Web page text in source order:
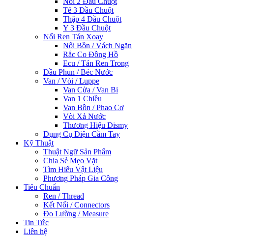
Tê 3 Đầu Chuột
Thập 4 Đầu Chuột
Y 3 Đầu Chuột
Nối Ren Tán Xoay
Nối Bồn / Vách Ngăn
Rắc Co Đồng Hồ
Ecu / Tán Ren Trong
Đầu Phun / Béc Nước
Van / Vòi / Luppe
Van Cửa / Van Bi
Van 1 Chiều
Van Bồn / Phao Cơ
Vòi Xả Nước
Thương Hiệu Dismy
Dụng Cụ Điện Cầm Tay
Kỹ Thuật
Thuật Ngữ Sản Phẩm
Chia Sẻ Mẹo Vặt
Tìm Hiểu Vật Liệu
Phương Pháp Gia Công
Tiêu Chuẩn
Ren / Thread
Kết Nối / Connectors
Đo Lường / Measure
Tin Tức
Liên hệ